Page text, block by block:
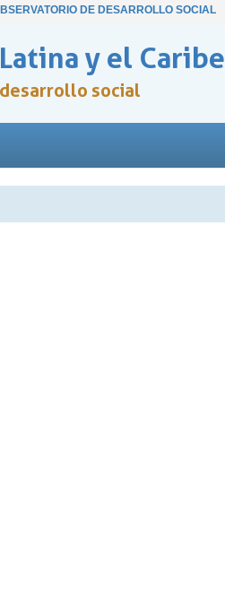
DE DESARROLLO SOCIAL
y el Caribe
social